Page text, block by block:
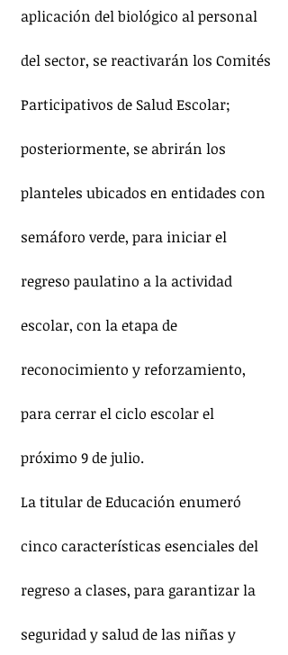
aplicación del biológico al personal
del sector, se reactivarán los Comités
Participativos de Salud Escolar;
posteriormente, se abrirán los
planteles ubicados en entidades con
semáforo verde, para iniciar el
regreso paulatino a la actividad
escolar, con la etapa de
reconocimiento y reforzamiento,
para cerrar el ciclo escolar el
próximo 9 de julio.
La titular de Educación enumeró
cinco características esenciales del
regreso a clases, para garantizar la
seguridad y salud de las niñas y